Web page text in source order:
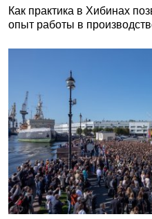
Как практика в Хибинах
опыт работы в